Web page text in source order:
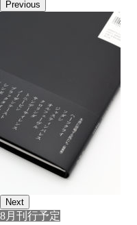
Previous
Next
8月刊行予定